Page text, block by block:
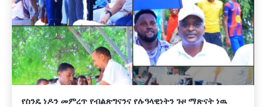
የስንዴ ነዶን መምረጥ የብልጽግናንና የሉዓላዊነትን ጉዞ ማጽናት ነዉ